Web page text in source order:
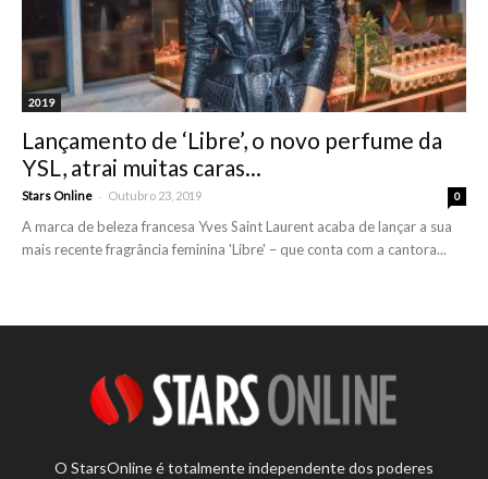
2019
Lançamento de ‘Libre’, o novo perfume da
YSL, atrai muitas caras...
Stars Online - Outubro 23, 2019 0
A marca de beleza francesa Yves Saint Laurent acaba de lançar a sua
mais recente fragrância feminina 'Libre' – que conta com a cantora...
O StarsOnline é totalmente independente dos poderes